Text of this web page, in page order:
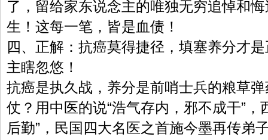
了，留给家东说念主的唯独无穷追悼和
生！这每一笔，皆是血债！
四、正解：抗癌莫得捷径，填塞养分才
主瞎忽悠！
抗癌是执久战，养分是前哨士兵的粮草
仗？用中医的说“浩气存内，邪不成干”，
后勤”，民国四大名医之首施今墨再传弟